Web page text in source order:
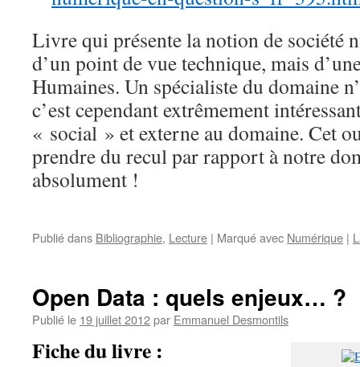
Livre qui présente la notion de société
d’un point de vue technique, mais
Humaines. Un spécialiste du domaine
c’est cependant extrêmement
« social » et externe au domaine. Cet
prendre du recul par rapport à notre
absolument !
Publié dans Bibliographie, Lecture | Marqué avec Numérique |
Open Data : quels enjeux… ?
Publié le 19 juillet 2012par Emmanuel Desmontils
Fiche du livre :